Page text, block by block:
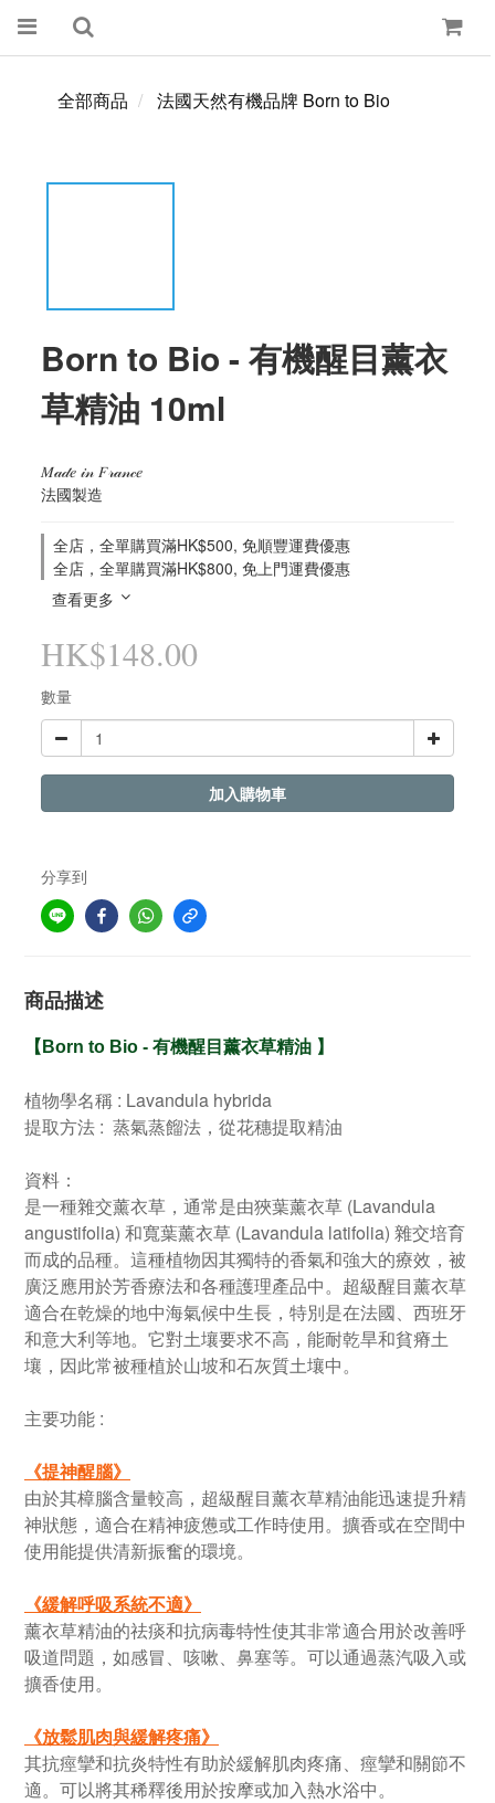
全部商品 法國天然有機品牌 Born to Bio
Born to Bio - 有機醒目薰衣
草精油 10ml
𝑀𝒶𝒹𝑒 𝒾𝓃 𝐹𝓇𝒶𝓃𝒸𝑒
法國製造
全店，全單購買滿HK$500, 免順豐運費優惠
全店，全單購買滿HK$800, 免上門運費優惠
查看更多
HK$148.00
數量
加入購物車
分享到
商品描述
【 Born to Bio - 有機醒目薰衣草精油 】
植物學名稱 : Lavandula hybrida
提取方法 : 蒸氣蒸餾法，從花穗提取精油
資料：
是一種雜交薰衣草，通常是由狹葉薰衣草 (Lavandula
angustifolia) 和寬葉薰衣草 (Lavandula latifolia) 雜交培育
而成的品種。這種植物因其獨特的香氣和強大的療效，被
廣泛應用於芳香療法和各種護理產品中。超級醒目薰衣草
適合在乾燥的地中海氣候中生長，特別是在法國、西班牙
和意大利等地。它對土壤要求不高，能耐乾旱和貧瘠土
壤，因此常被種植於山坡和石灰質土壤中。
主要功能 :
《提神醒腦》
由於其樟腦含量較高，超級醒目薰衣草精油能迅速提升精
神狀態，適合在精神疲憊或工作時使用。擴香或在空間中
使用能提供清新振奮的環境。
《緩解呼吸系統不適》
薰衣草精油的祛痰和抗病毒特性使其非常適合用於改善呼
吸道問題，如感冒、咳嗽、鼻塞等。可以通過蒸汽吸入或
擴香使用。
《放鬆肌肉與緩解疼痛》
其抗痙攣和抗炎特性有助於緩解肌肉疼痛、痙攣和關節不
適。可以將其稀釋後用於按摩或加入熱水浴中。